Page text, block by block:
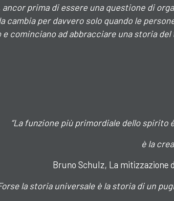
prima di essere una questione di
cambia per davvero solo quando le
cominciano ad abbracciare una storia
“La funzione più primordiale dello spirito
è la
Bruno Schulz, La mitizzazione
la storia universale è la storia di un